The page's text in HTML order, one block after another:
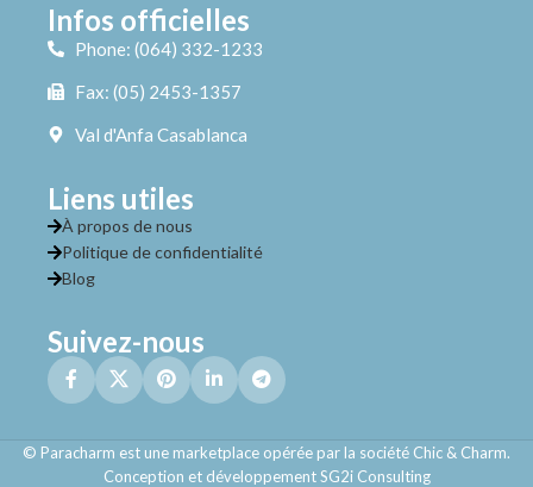
Infos officielles
Phone: (064) 332-1233
Fax: (05) 2453-1357
Val d'Anfa Casablanca
Liens utiles
À propos de nous
Politique de confidentialité
Blog
Suivez-nous
© Paracharm est une marketplace opérée par la société Chic & Charm.
Conception et développement SG2i Consulting